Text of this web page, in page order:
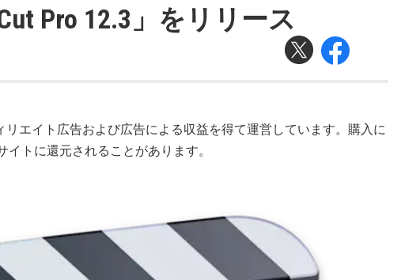
Pro 12.3」をリリース
エイト広告および広告による収益を得て運営しています。購入に
イトに還元されることがあります。